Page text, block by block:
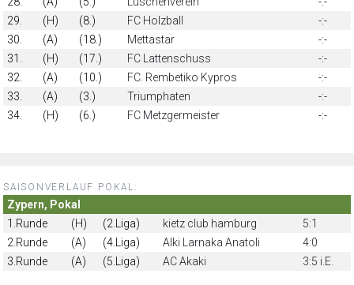
29.
(H) (8.) FC Holzball
-:-
30.
(A) (18.) Mettastar
-:-
31.
(H) (17.) FC Lattenschuss
-:-
32.
(A) (10.) FC. Rembetiko Kypros
-:-
33.
(A) (3.) Triumphaten
-:-
34.
(H) (6.) FC Metzgermeister -:-
SAISONVERLAUF POKAL:
Zypern, Pokal
1.Runde
(H) (2.Liga) kietz club hamburg
5:1
2.Runde
(A) (4.Liga) Alki Larnaka Anatoli
4:0
3.Runde
(A) (5.Liga) AC Akaki 3:5 i.E.